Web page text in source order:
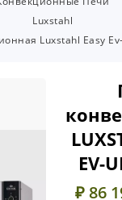
Luxstahl
Luxstahl Easy
EV-
₽ 86